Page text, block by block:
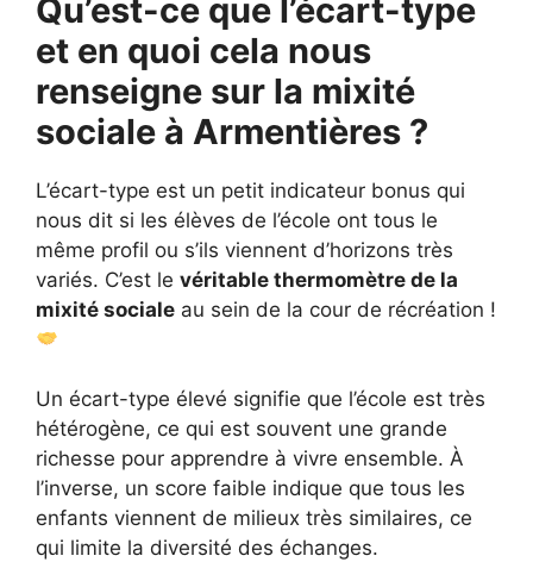
Qu’est-ce que l’écart-type
et en quoi cela nous
renseigne sur la mixité
sociale à Armentières ?
L’écart-type est un petit indicateur bonus qui
nous dit si les élèves de l’école ont tous le
même profil ou s’ils viennent d’horizons très
variés. C’est le véritable thermomètre de la
mixité sociale au sein de la cour de récréation !
Un écart-type élevé signifie que l’école est très
hétérogène, ce qui est souvent une grande
richesse pour apprendre à vivre ensemble. À
l’inverse, un score faible indique que tous les
enfants viennent de milieux très similaires, ce
qui limite la diversité des échanges.